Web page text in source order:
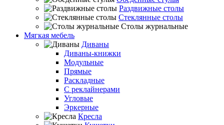
Раздвижные столы
Стеклянные столы
Столы журнальные
Мягкая мебель
Диваны
Диваны-книжки
Модульные
Прямые
Раскладные
С реклайнерами
Угловые
Эркерные
Кресла